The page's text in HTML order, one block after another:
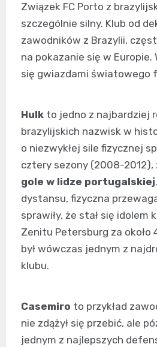
Związek FC Porto z
szczególnie silny. Klub od
zawodników z Brazylii,
na pokazanie się w Europie.
się gwiazdami światowego
Hulk to jedno z najbardziej
brazylijskich nazwisk w
o niezwykłej sile fizycznej
cztery sezony (2008-2012),
gole w lidze portugalskiej
dystansu, fizyczna
sprawiły, że stał się idolem
Zenitu Petersburg za około
był wówczas jednym z
klubu.
Casemiro to przykład
nie zdążył się przebić, ale
jednym z najlepszych